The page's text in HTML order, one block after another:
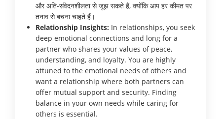
और अति-संवेदनशीलता से जूझ सकते हैं, क्योंकि आप हर कीमत पर
तनाव से बचना चाहते हैं।
Relationship Insights: In relationships, you seek
deep emotional connections and long for a
partner who shares your values of peace,
understanding, and loyalty. You are highly
attuned to the emotional needs of others and
want a relationship where both partners can
offer mutual support and security. Finding
balance in your own needs while caring for
others is essential.